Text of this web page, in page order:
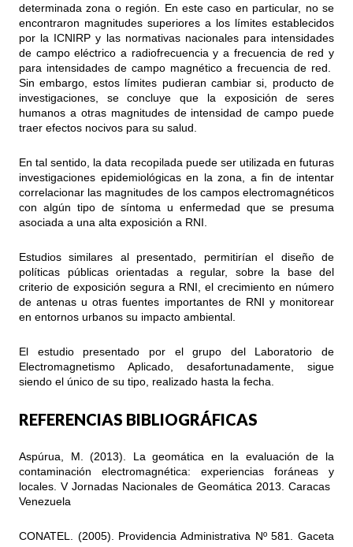
determinada zona o región. En este caso en particular, no se
encontraron magnitudes superiores a los límites establecidos
por la ICNIRP y las normativas nacionales para intensidades
de campo eléctrico a radiofrecuencia y a frecuencia de red y
para intensidades de campo magnético a frecuencia de red.
Sin embargo, estos límites pudieran cambiar si, producto de
investigaciones, se concluye que la exposición de seres
humanos a otras magnitudes de intensidad de campo puede
traer efectos nocivos para su salud.
En tal sentido, la data recopilada puede ser utilizada en futuras
investigaciones epidemiológicas en la zona, a fin de intentar
correlacionar las magnitudes de los campos electromagnéticos
con algún tipo de síntoma u enfermedad que se presuma
asociada a una alta exposición a RNI.
Estudios similares al presentado, permitirían el diseño de
políticas públicas orientadas a regular, sobre la base del
criterio de exposición segura a RNI, el crecimiento en número
de antenas u otras fuentes importantes de RNI y monitorear
en entornos urbanos su impacto ambiental.
El estudio presentado por el grupo del Laboratorio de
Electromagnetismo Aplicado, desafortunadamente, sigue
siendo el único de su tipo, realizado hasta la fecha.
REFERENCIAS BIBLIOGRÁFICAS
Aspúrua, M. (2013). La geomática en la evaluación de la
contaminación electromagnética: experiencias foráneas y
locales. V Jornadas Nacionales de Geomática 2013. Caracas 
Venezuela
CONATEL. (2005). Providencia Administrativa Nº 581. Gaceta